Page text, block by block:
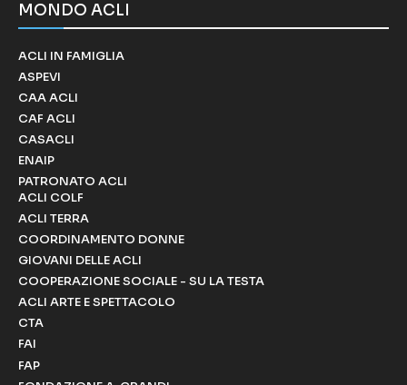
MONDO ACLI
ACLI IN FAMIGLIA
ASPEVI
CAA ACLI
CAF ACLI
CASACLI
ENAIP
PATRONATO ACLI
ACLI COLF
ACLI TERRA
COORDINAMENTO DONNE
GIOVANI DELLE ACLI
COOPERAZIONE SOCIALE - SU LA TESTA
ACLI ARTE E SPETTACOLO
CTA
FAI
FAP